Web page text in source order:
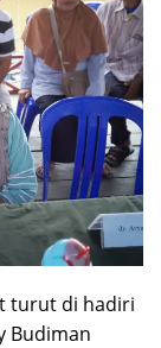
turut di hadiri
Budiman